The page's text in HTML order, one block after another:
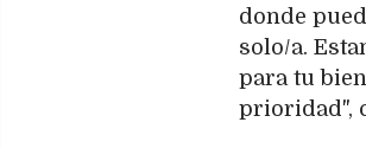
donde
solo/a.
para tu
prioridad",